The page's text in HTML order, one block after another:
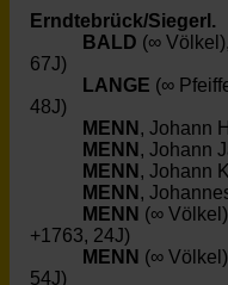
Erndtebrück/Siegerl.
BALD (∞
67J)
LANGE (∞
48J)
MENN , Johann
MENN , Johann
MENN , Johann
MENN ,
MENN (∞
+1763, 24J)
MENN (∞
54J)